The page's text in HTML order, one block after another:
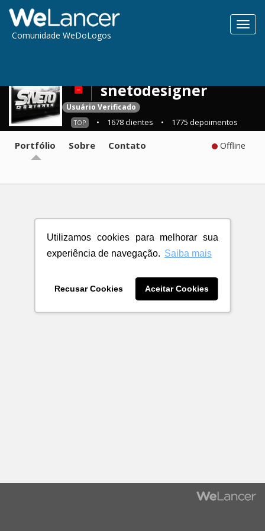
Utilizamos cookies para melhorar sua
experiência de navegação. Saiba mais
Recusar Cookies Aceitar Cookies
Comunidade WeDoLogos
snetodesigner
Usuário Verificado
TOP • 1678 clientes • 1775 depoimentos
Portfólio Sobre Contato Offline